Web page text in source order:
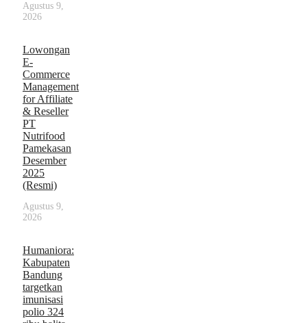
Agustus 9,
2026
Lowongan
E-
Commerce
Management
for Affiliate
& Reseller
PT
Nutrifood
Pamekasan
Desember
2025
(Resmi)
Agustus 9,
2026
Humaniora:
Kabupaten
Bandung
targetkan
imunisasi
polio 324